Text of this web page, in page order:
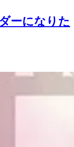
ーになりた